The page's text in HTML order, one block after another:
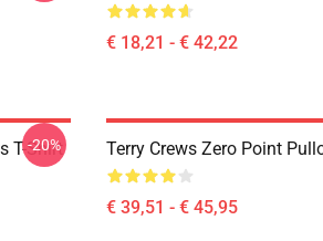
€ 18,21 - € 42,22
T-Shirt
-20% Terry Crews Zero Point
€ 39,51 - € 45,95